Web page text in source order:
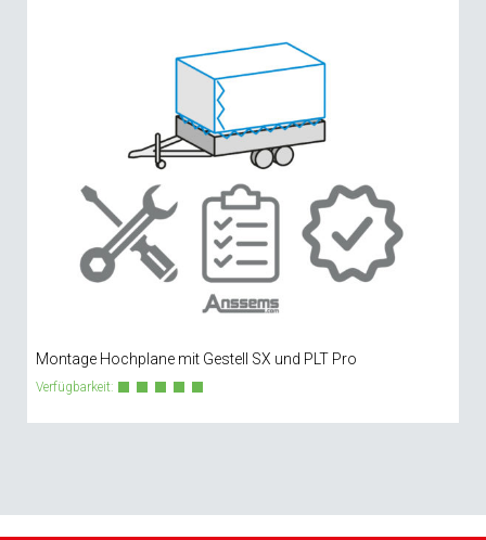
Montage Hochplane mit Gestell SX und PLT Pro
Verfügbarkeit: